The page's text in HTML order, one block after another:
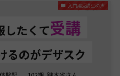
入門編受講生の声